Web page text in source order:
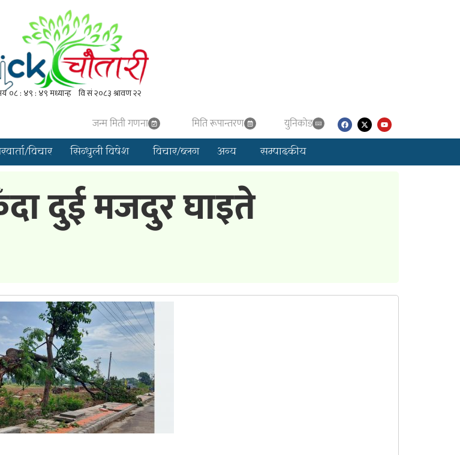
जन्म मिती गणना मिति रूपान्तरण युनिकाेड
विचार सिन्धुली विषेश विचार/ब्लग अन्य सम्पादकीय
दुई मजदुर घाइते